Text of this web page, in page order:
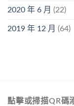
2020 年 6 月 (22)
2019 年 12 月 (64)
點擊或掃描QR碼